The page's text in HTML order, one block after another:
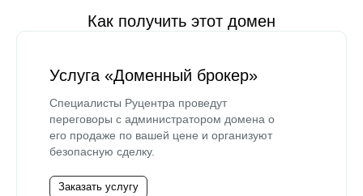
Как получить этот домен
Услуга «Доменный брокер»
Специалисты Руцентра проведут
переговоры с администратором домена о
его продаже по вашей цене и организуют
безопасную сделку.
Заказать услугу